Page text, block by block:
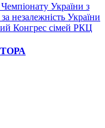
України з
незалежність України
Конгрес сімей РКЦ